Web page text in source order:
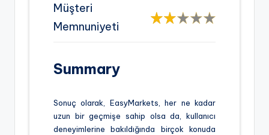
Müşteri
Memnuniyeti
Summary
Sonuç olarak, EasyMarkets, her ne kadar
uzun bir geçmişe sahip olsa da, kullanıcı
deneyimlerine bakıldığında birçok konuda